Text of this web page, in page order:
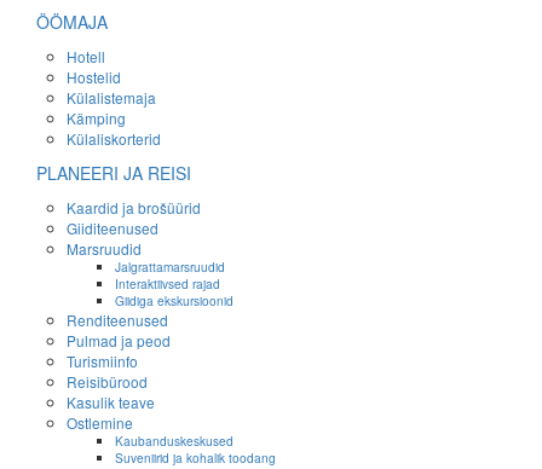
ÖÖMAJA
Hotell
Hostelid
Külalistemaja
Kämping
Külaliskorterid
PLANEERI JA REISI
Kaardid ja brošüürid
Giiditeenused
Marsruudid
Jalgrattamarsruudid
Interaktiivsed rajad
Giidiga ekskursioonid
Renditeenused
Pulmad ja peod
Turismiinfo
Reisibürood
Kasulik teave
Ostlemine
Kaubanduskeskused
Suveniirid ja kohalik toodang